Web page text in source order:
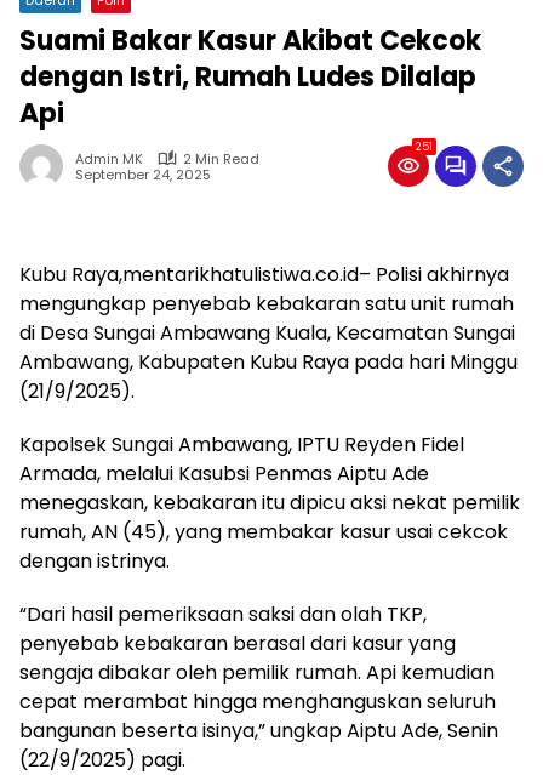
Suami Bakar Kasur Akibat Cekcok
dengan Istri, Rumah Ludes Dilalap
Api
Admin MK
2 Min Read
September 24, 2025
251
Kubu Raya,mentarikhatulistiwa.co.id– Polisi akhirnya
mengungkap penyebab kebakaran satu unit rumah
di Desa Sungai Ambawang Kuala, Kecamatan Sungai
Ambawang, Kabupaten Kubu Raya pada hari Minggu
(21/9/2025).
Kapolsek Sungai Ambawang, IPTU Reyden Fidel
Armada, melalui Kasubsi Penmas Aiptu Ade
menegaskan, kebakaran itu dipicu aksi nekat pemilik
rumah, AN (45), yang membakar kasur usai cekcok
dengan istrinya.
“Dari hasil pemeriksaan saksi dan olah TKP,
penyebab kebakaran berasal dari kasur yang
sengaja dibakar oleh pemilik rumah. Api kemudian
cepat merambat hingga menghanguskan seluruh
bangunan beserta isinya,” ungkap Aiptu Ade, Senin
(22/9/2025) pagi.